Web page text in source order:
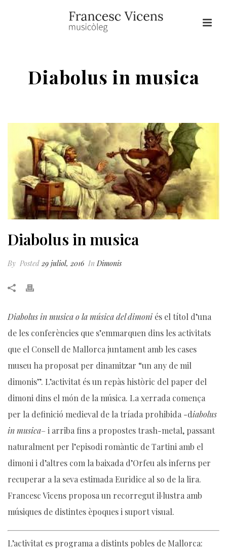
Diabolus in musica
Diabolus in musica
By Posted 29 juliol, 2016 In Dimonis
Diabolus in musica o la música del dimoni és el títol d’una
de les conferències que s’emmarquen dins les activitats
que el Consell de Mallorca juntament amb les cases
museu ha proposat per dinamitzar “un any de mil
dimonis”. L’activitat és un repàs històric del paper del
dimoni dins el món de la música. La xerrada comença
per la definició medieval de la tríada prohibida -diabolus
in musica– i arriba fins a propostes trash-metal, passant
naturalment per l’episodi romàntic de Tartini amb el
dimoni i d’altres com la baixada d’Orfeu als inferns per
recuperar a la seva estimada Euridice al so de la lira.
Francesc Vicens proposa un recorregut il·lustra amb
músiques de distintes èpoques i suport visual.
L’activitat es programa a distints pobles de Mallorca: